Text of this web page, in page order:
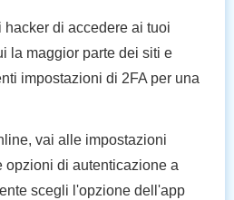
hacker di accedere ai tuoi
la maggior parte dei siti e
impostazioni di 2FA per una
vai alle impostazioni
opzioni di autenticazione a
scegli l'opzione dell'app